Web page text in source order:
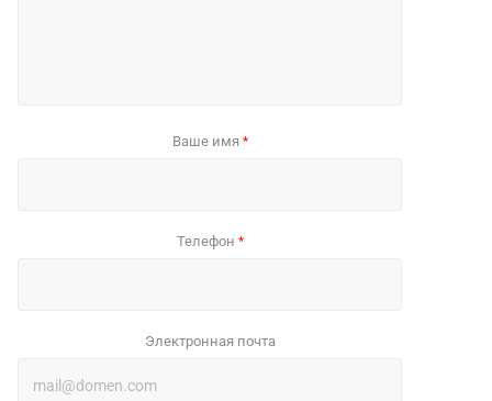
Ваше имя *
Телефон *
Электронная почта